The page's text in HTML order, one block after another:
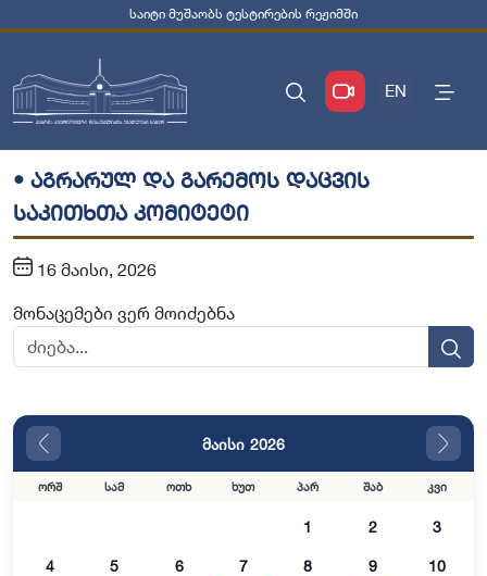
საიტი მუშაობს ტესტირების რეჟიმში
EN
• აგრარულ და გარემოს დაცვის
საკითხთა კომიტეტი
16 მაისი, 2026
მონაცემები ვერ მოიძებნა
მაისი 2026
ორშ სამ ოთხ ხუთ პარ შაბ კვი
1 2 3
4 5 6 7 8 9 10